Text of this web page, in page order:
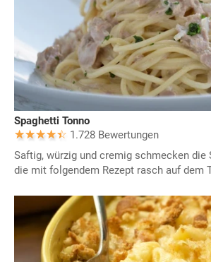
Spaghetti Tonno
1.728 Bewertungen
Saftig, würzig und cremig schmecken die
die mit folgendem Rezept rasch auf dem